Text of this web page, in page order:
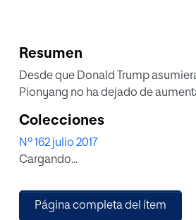
Resumen
Desde que Donald Trump
Pionyang no ha dejado de
Colecciones
Nº 162 julio 2017
Cargando...
Página completa del ítem